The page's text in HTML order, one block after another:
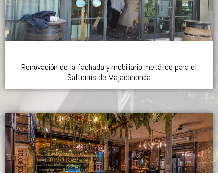
Renovación de la fachada y mobiliario metálico para el
Salterius de Majadahonda